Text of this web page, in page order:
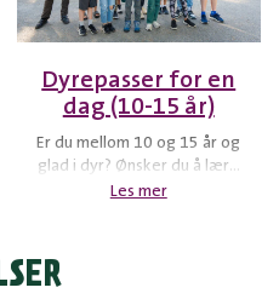
Dyrepasser for en
dag (10-15 år)
Er du mellom 10 og 15 år og
glad i dyr? Ønsker du å lære
om våre fantastiske dyr,
er Dyrepasser for en dag (10-
Les mer